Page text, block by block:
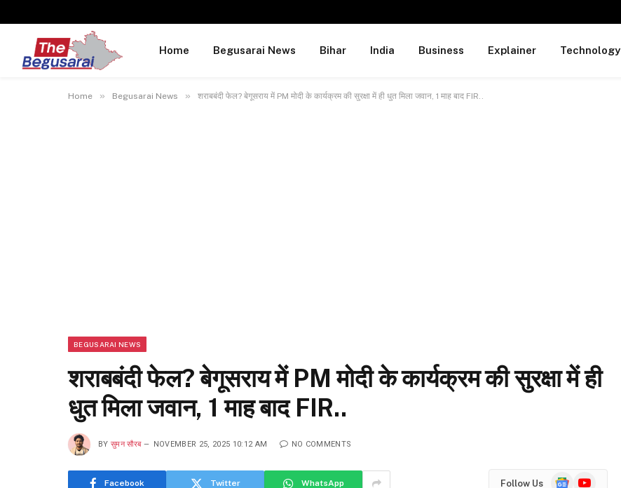
Home Begusarai News Bihar India Business Explainer Technology
Home » Begusarai News » शराबबंदी फेल? बेगूसराय में PM मोदी के कार्यक्रम की सुरक्षा में ही धुत मिला जवान, 1 माह बाद FIR..
BEGUSARAI NEWS
शराबबंदी फेल? बेगूसराय में PM मोदी के कार्यक्रम की सुरक्षा में ही
धुत मिला जवान, 1 माह बाद FIR..
BY सुमन सौरब NOVEMBER 25, 2025 10:12 AM NO COMMENTS
Facebook Twitter WhatsApp Follow Us
GoogleYouTube